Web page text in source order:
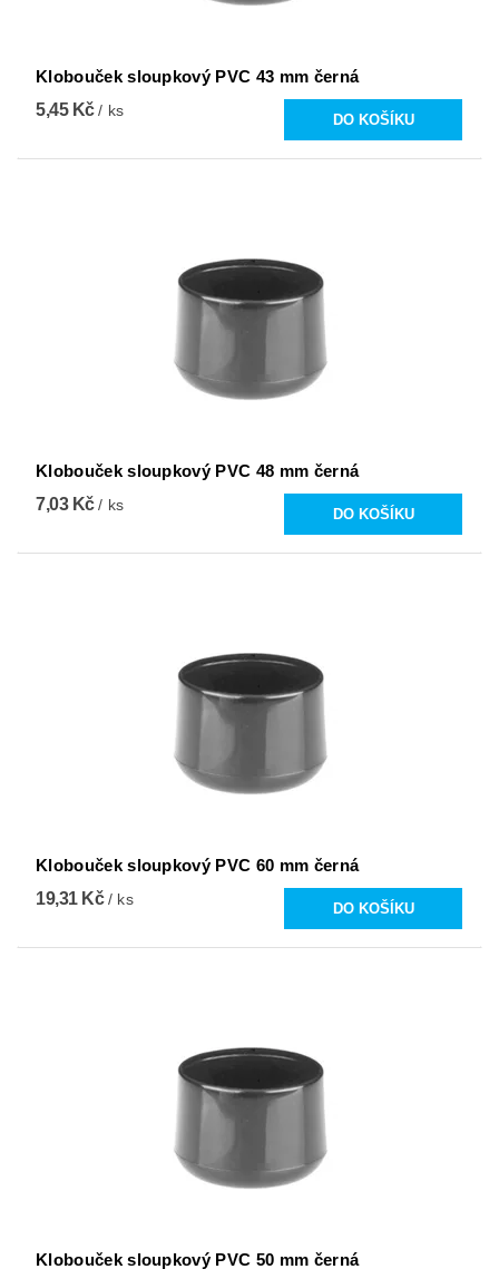
Klobouček sloupkový PVC 43 mm černá
5,45 Kč/ ks
Klobouček sloupkový PVC 48 mm černá
7,03 Kč/ ks
Klobouček sloupkový PVC 60 mm černá
19,31 Kč/ ks
Klobouček sloupkový PVC 50 mm černá